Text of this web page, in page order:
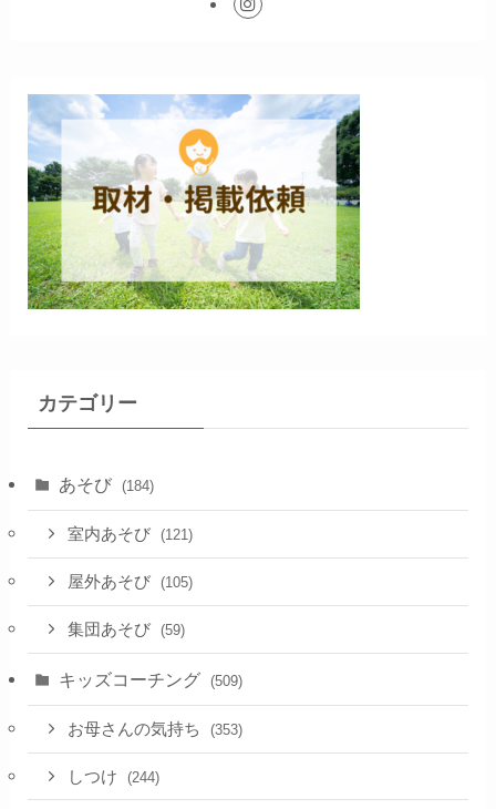
カテゴリー
あそび (184)
室内あそび (121)
屋外あそび (105)
集団あそび (59)
キッズコーチング (509)
お母さんの気持ち (353)
しつけ (244)